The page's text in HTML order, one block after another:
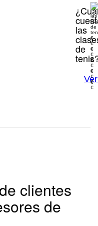
las
de
€
€
€
€
€
€
€
€
€
€
clientes
de